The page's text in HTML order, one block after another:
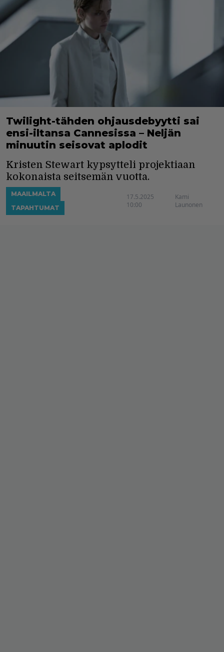
Twilight-tähden ohjausdebyytti sai
ensi-iltansa Cannesissa – Neljän
minuutin seisovat aplodit
Kristen Stewart kypsytteli projektiaan
kokonaista seitsemän vuotta.
MAAILMALTA
TAPAHTUMAT
17.5.2025
10:00
Kami
Launonen